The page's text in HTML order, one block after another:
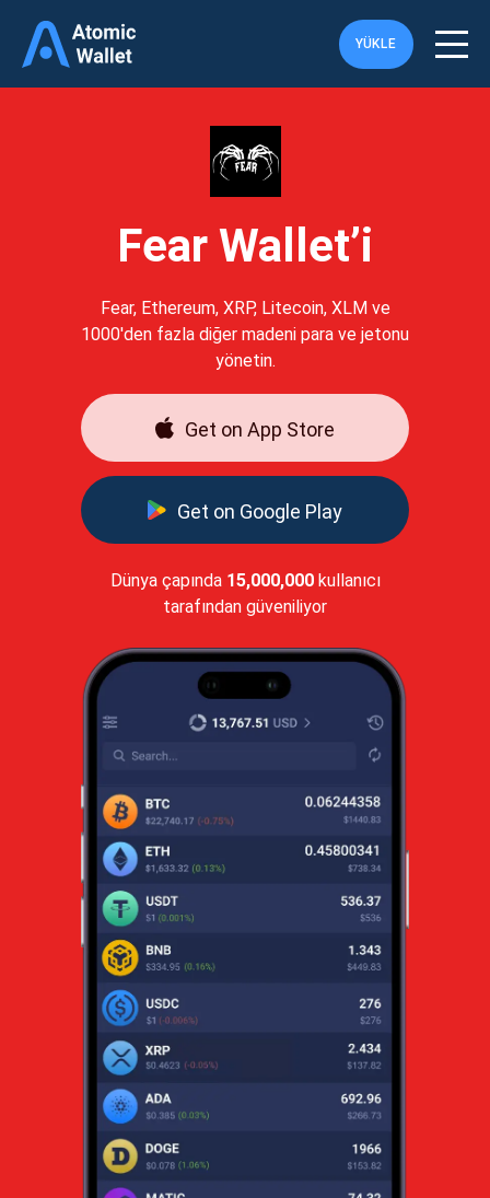
YÜKLE
Fear Wallet’i
Fear, Ethereum, XRP, Litecoin, XLM ve
1000'den fazla diğer madeni para ve jetonu
yönetin.
Get on App Store
Get on Google Play
Dünya çapında 15,000,000kullanıcı
tarafından güveniliyor